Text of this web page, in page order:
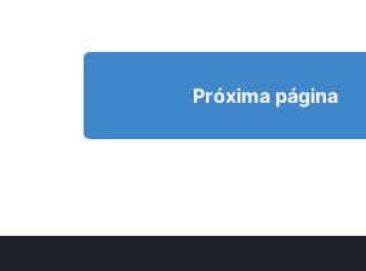
Próxima página